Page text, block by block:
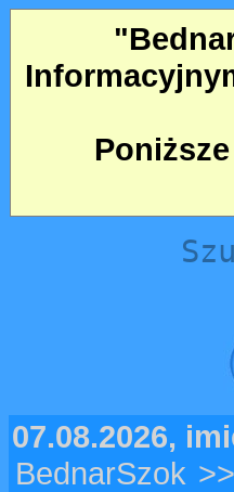
07.08.2026,
BednarSzok